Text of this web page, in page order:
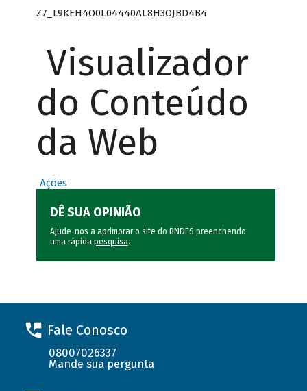
Z7_L9KEH4O0L04440AL8H3OJBD4B4
Visualizador
do Conteúdo
da Web
Ações
DÊ SUA OPINIÃO
Ajude-nos a aprimorar o site do BNDES preenchendo
uma rápida pesquisa.
Fale Conosco
08007026337
Mande sua pergunta